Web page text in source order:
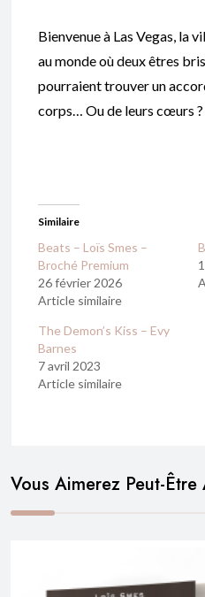
Bienvenue à Las Vegas, la
au monde où deux êtres
pourraient trouver un
corps… Ou de leurs cœurs ?
Similaire
Beats – Loïs Smes –
Broché Premium
26 février 2026
Article similaire
The Demon’s Kiss – Evy
Barnes
7 avril 2023
Article similaire
Vous Aimerez Peut-